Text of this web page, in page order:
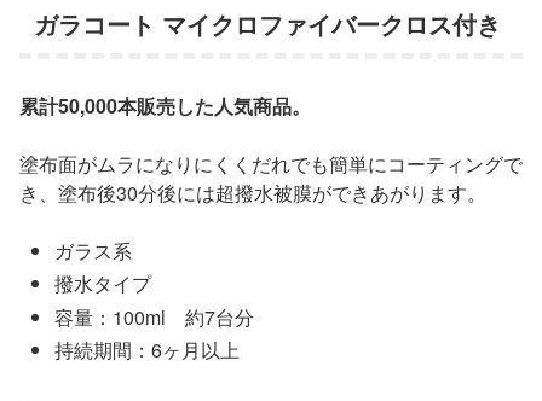
ガラコート マイクロファイバークロス付き
累計50,000本販売した人気商品。
塗布面がムラになりにくくだれでも簡単にコーティングで
き、塗布後30分後には超撥水被膜ができあがります。
ガラス系
撥水タイプ
容量：100ml 約7台分
持続期間：6ヶ月以上